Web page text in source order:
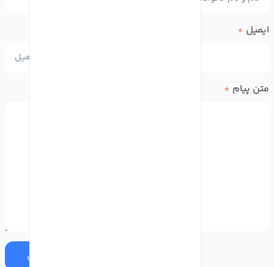
ایمیل *
متن پیام *
ارسال